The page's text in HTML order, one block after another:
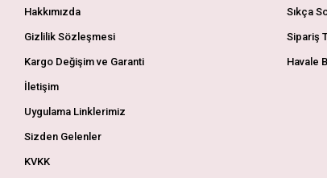
Hakkımızda
Gizlilik Sözleşmesi
Kargo Değişim ve Garanti
İletişim
Uygulama Linklerimiz
Sizden Gelenler
KVKK
Sıkça
Sipariş
Havale